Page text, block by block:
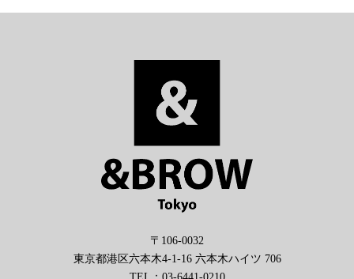
〒106-0032
東京都港区六本木4-1-16 六本木ハイツ 706